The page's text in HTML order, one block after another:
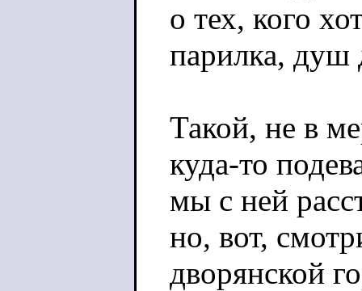
о тех, кого
парилка, душ
Такой, не в
куда-то
мы с ней
но, вот,
дворянской